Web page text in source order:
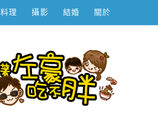
料理 攝影 結婚 關於